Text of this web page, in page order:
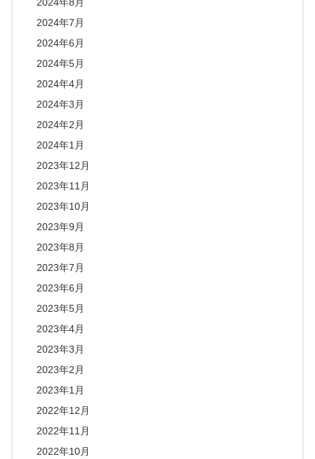
2024年7月
2024年6月
2024年5月
2024年4月
2024年3月
2024年2月
2024年1月
2023年12月
2023年11月
2023年10月
2023年9月
2023年8月
2023年7月
2023年6月
2023年5月
2023年4月
2023年3月
2023年2月
2023年1月
2022年12月
2022年11月
2022年10月